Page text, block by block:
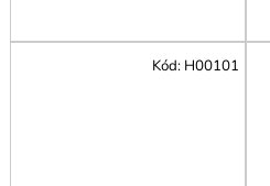
Kód: H00101